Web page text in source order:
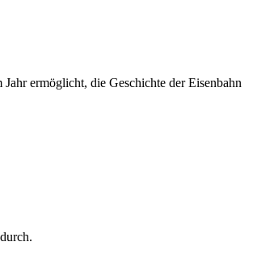
ermöglicht, die Geschichte der Eisenbahn